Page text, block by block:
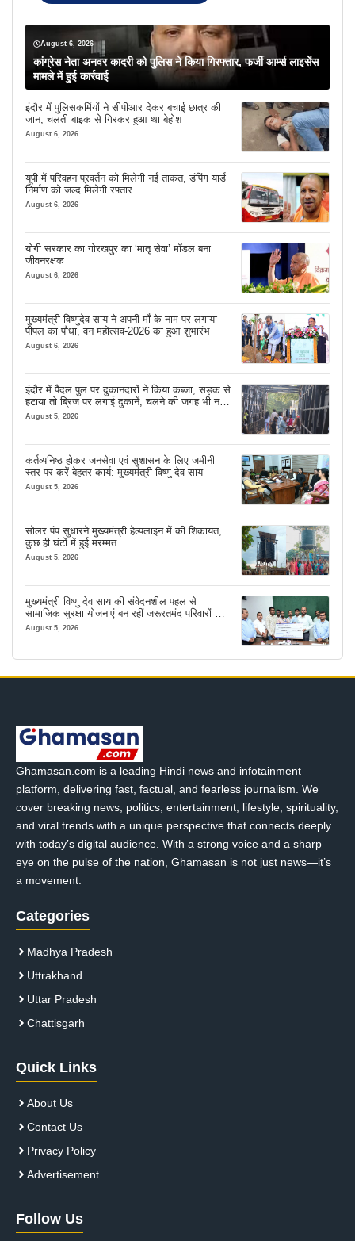
August 6, 2026
कांग्रेस नेता अनवर कादरी को पुलिस ने किया गिरफ्तार, फर्जी आर्म्स लाइसेंस
मामले में हुई कार्रवाई
इंदौर में पुलिसकर्मियों ने सीपीआर देकर बचाई छात्र की
जान, चलती बाइक से गिरकर हुआ था बेहोश
August 6, 2026
यूपी में परिवहन प्रवर्तन को मिलेगी नई ताकत, डंपिंग यार्ड
निर्माण को जल्द मिलेगी रफ्तार
August 6, 2026
योगी सरकार का गोरखपुर का ‘मातृ सेवा’ मॉडल बना
जीवनरक्षक
August 6, 2026
मुख्यमंत्री विष्णुदेव साय ने अपनी माँ के नाम पर लगाया
पीपल का पौधा, वन महोत्सव-2026 का हुआ शुभारंभ
August 6, 2026
इंदौर में पैदल पुल पर दुकानदारों ने किया कब्जा, सड़क से
हटाया तो ब्रिज पर लगाई दुकानें, चलने की जगह भी नहीं
मिल रही
August 5, 2026
कर्तव्यनिष्ठ होकर जनसेवा एवं सुशासन के लिए जमीनी
स्तर पर करें बेहतर कार्य: मुख्यमंत्री विष्णु देव साय
August 5, 2026
सोलर पंप सुधारने मुख्यमंत्री हेल्पलाइन में की शिकायत,
कुछ ही घंटों में हुई मरम्मत
August 5, 2026
मुख्यमंत्री विष्णु देव साय की संवेदनशील पहल से
सामाजिक सुरक्षा योजनाएं बन रहीं जरूरतमंद परिवारों का
मजबूत सहारा
August 5, 2026
Ghamasan.com is a leading Hindi news and infotainment
platform, delivering fast, factual, and fearless journalism. We
cover breaking news, politics, entertainment, lifestyle, spirituality,
and viral trends with a unique perspective that connects deeply
with today’s digital audience. With a strong voice and a sharp
eye on the pulse of the nation, Ghamasan is not just news—it’s
a movement.
Categories
Madhya Pradesh
Uttrakhand
Uttar Pradesh
Chattisgarh
Quick Links
About Us
Contact Us
Privacy Policy
Advertisement
Follow Us